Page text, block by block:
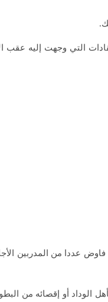
التي وجهت إليه عقب
فاوض عددا من المدربين
الوداد أو إقصائه من